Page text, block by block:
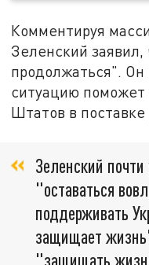
Комментируя
Зеленский
продолжаться". Он
ситуацию
Штатов в поставке
Зеленский
"оставаться
поддерживать
защищает
"защищать